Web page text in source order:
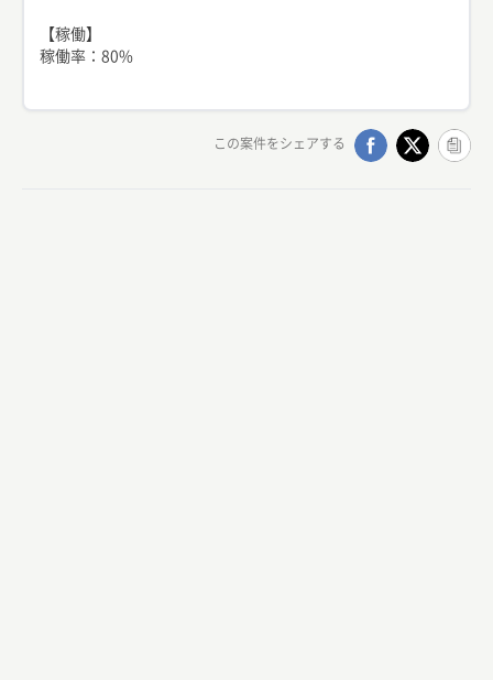
【稼働】
稼働率：80%
この案件をシェアする